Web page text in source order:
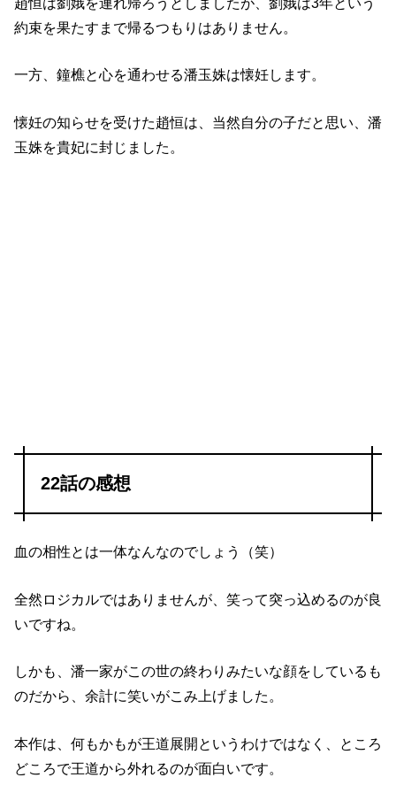
約束を果たすまで帰るつもりはありません。
一方、鐘樵と心を通わせる潘玉姝は懐妊します。
懐妊の知らせを受けた趙恒は、当然自分の子だと思い、潘
玉姝を貴妃に封じました。
22話の感想
血の相性とは一体なんなのでしょう（笑）
全然ロジカルではありませんが、笑って突っ込めるのが良
いですね。
しかも、潘一家がこの世の終わりみたいな顔をしているも
のだから、余計に笑いがこみ上げました。
本作は、何もかもが王道展開というわけではなく、ところ
どころで王道から外れるのが面白いです。